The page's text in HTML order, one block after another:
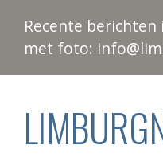
Recente
met foto: